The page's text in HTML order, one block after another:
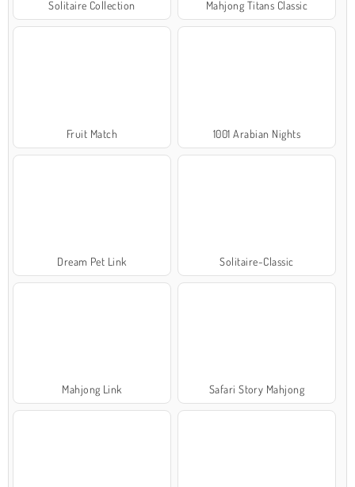
Solitaire Collection Mahjong Titans Classic
Fruit Match 1001 Arabian Nights
Dream Pet Link Solitaire-Classic
Mahjong Link Safari Story Mahjong